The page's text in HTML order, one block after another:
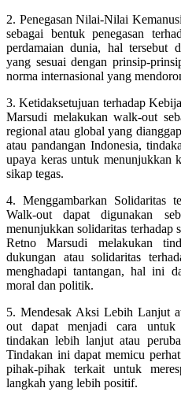
2. Penegasan Nilai-Nilai
sebagai bentuk penegasan
perdamaian dunia, hal tersebut
yang sesuai dengan prinsip-
norma internasional yang
3. Ketidaksetujuan terhadap
Marsudi melakukan walk-out
regional atau global yang
atau pandangan Indonesia,
upaya keras untuk menunjukkan
sikap tegas.
4. Menggambarkan Solidaritas
Walk-out dapat digunakan
menunjukkan solidaritas terhadap
Retno Marsudi melakukan
dukungan atau solidaritas
menghadapi tantangan, hal ini
moral dan politik.
5. Mendesak Aksi Lebih Lanjut
out dapat menjadi cara untuk
tindakan lebih lanjut atau
Tindakan ini dapat memicu
pihak-pihak terkait untuk
langkah yang lebih positif.